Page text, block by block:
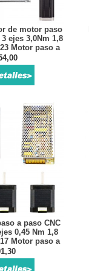
de motor paso
ejes 3,0Nm 1,8
Motor paso a
a paso CNC
0,45 Nm 1,8
Motor paso a